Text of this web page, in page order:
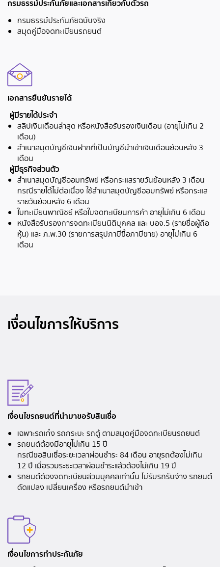
กรมธรรม์ประกันภัยและเอกสารเกี่ยวกับตัวรถ
กรมธรรม์ประกันภัยฉบับจริง
สมุดคู่มือจดทะเบียนรถยนต์
เอกสารยืนยันรายได้
ผู้มีรายได้ประจำ
สลิปเงินเดือนล่าสุด หรือหนังสือรับรองเงินเดือน (อายุไม่เกิน 2
เดือน)
สำเนาสมุดบัญชีเงินฝากที่เป็นบัญชีนำเข้าเงินเดือนย้อนหลัง 3
เดือน
ผู้มีธุรกิจส่วนตัว
สำเนาสมุดบัญชีออมทรัพย์ หรือกระแสรายวันย้อนหลัง 3 เดือน
กรณีรายได้ไม่ต่อเนื่อง ใช้สำเนาสมุดบัญชีออมทรัพย์ หรือกระแส
รายวันย้อนหลัง 6 เดือน
ใบทะเบียนพาณิชย์ หรือใบจดทะเบียนการค้า อายุไม่เกิน 6 เดือน
หนังสือรับรองการจดทะเบียนนิติบุคคล และ บอจ.5 (รายชื่อผู้ถือ
หุ้น) และ ภ.พ.30 (รายการสรุปภาษีซื้อภาษีขาย) อายุไม่เกิน 6
เดือน
เงื่อนไขการให้บริการ
เงื่อนไขรถยนต์ที่นำมาขอรับสินเชื่อ
เฉพาะรถเก๋ง รถกระบะ รถตู้ ตามสมุดคู่มือจดทะเบียนรถยนต์
รถยนต์ต้องมีอายุไม่เกิน 15 ปี
กรณีขอสินเชื่อระยะเวลาผ่อนชำระ 84 เดือน อายุรถต้องไม่เกิน
12 ปี เมื่อรวมระยะเวลาผ่อนชำระแล้วต้องไม่เกิน 19 ปี
รถยนต์ต้องจดทะเบียนส่วนบุคคลเท่านั้น ไม่รับรถรับจ้าง รถยนต์
ดัดแปลง เปลี่ยนเครื่อง หรือรถยนต์นำเข้า
เงื่อนไขการทำประกันภัย